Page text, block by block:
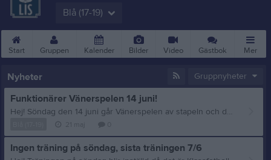
Blå (17-19)
Start Gruppen Kalender Bilder Video Gästbok Mer
Nyheter Gruppnyheter
Funktionärer Vänerspelen 14 juni!
Hej! Söndag den 14 juni går Vänerspelen av stapeln och då behöver föreningen din hjälp som funktionär! Det behövs 40 funktionärer så har du möjlighet att ställa upp så är det välkommet! Meddela Anna-Carin om du kan vara med på mail : annacarinochsamuel@hotmail.com Senast 29/5 behöver hon din anmälan. Vänliga hälsningar/ Hanna, grupp blå
Ingen träning på söndag, sista träningen 7/6